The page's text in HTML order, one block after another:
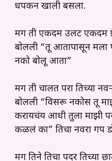
धपकन खाली बसला.
मग ती एकदम उलट एकदम
बोलली “तू आतापासून मला
नको बोलू आता”
मग ती चालत परा तिच्या
बोलली “विसरू नकोस तू
करायचंय आधी तुला माझी
कळलं का” तिचा नवरा गप
मग तिने तिचा पदर तिच्या